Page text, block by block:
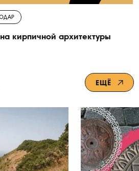
кирпичной архитектуры
ЕЩЁ